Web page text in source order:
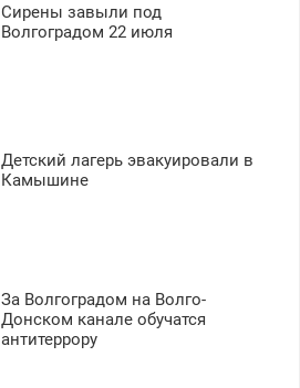
Сирены завыли под
Волгоградом 22 июля
Детский лагерь эвакуировали в
Камышине
За Волгоградом на Волго-
Донском канале обучатся
антитеррору